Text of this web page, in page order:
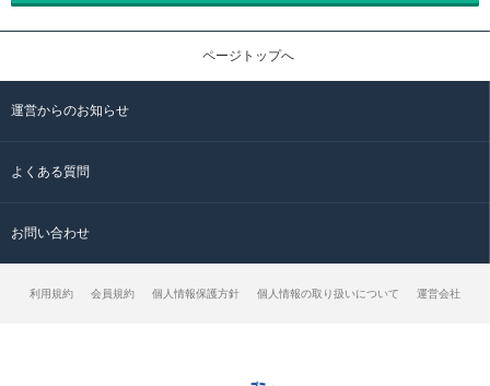
ページトップへ
運営からのお知らせ
よくある質問
お問い合わせ
利用規約 会員規約 個人情報保護方針 個人情報の取り扱いについて 運営会社